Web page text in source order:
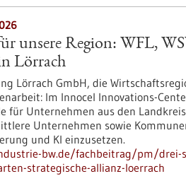
unsere Region: WFL,
Lörrach
Lörrach GmbH, die
Im Innocel Innovations-
für Unternehmen aus den
Unternehmen sowie
und KI einzusetzen.
bw.de/fachbeitrag/pm/drei-
strategische-allianz-loerrach